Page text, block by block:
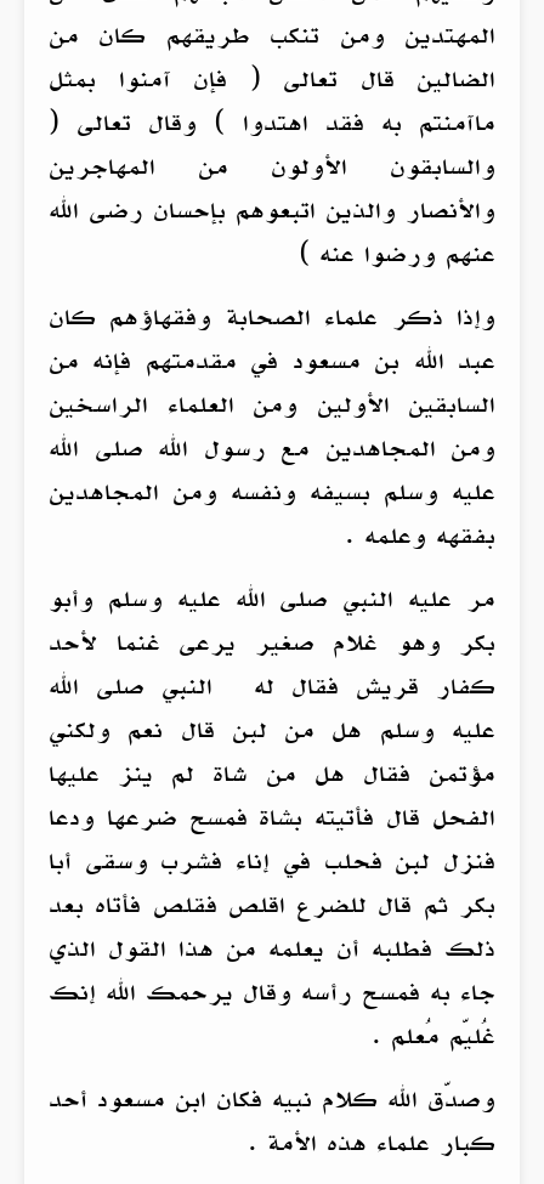
المهتدين ومن تنكب طريقهم كان من
الضالين قال تعالى ( فإن آمنوا بمثل
ماآمنتم به فقد اهتدوا ) وقال تعالى (
والسابقون الأولون من المهاجرين
والأنصار والذين اتبعوهم بإحسان رضى الله
عنهم ورضوا عنه )
وإذا ذكر علماء الصحابة وفقهاؤهم كان
عبد الله بن مسعود في مقدمتهم فإنه من
السابقين الأولين ومن العلماء الراسخين
ومن المجاهدين مع رسول الله صلى الله
عليه وسلم بسيفه ونفسه ومن المجاهدين
بفقهه وعلمه .
مر عليه النبي صلى الله عليه وسلم وأبو
بكر وهو غلام صغير يرعى غنما لأحد
كفار قريش فقال له النبي صلى الله
عليه وسلم هل من لبن قال نعم ولكني
مؤتمن فقال هل من شاة لم ينز عليها
الفحل قال فأتيته بشاة فمسح ضرعها ودعا
فنزل لبن فحلب في إناء فشرب وسقى أبا
بكر ثم قال للضرع اقلص فقلص فأتاه بعد
ذلك فطلبه أن يعلمه من هذا القول الذي
جاء به فمسح رأسه وقال يرحمك الله إنك
غُليّم مُعلم .
وصدّق الله كلام نبيه فكان ابن مسعود أحد
كبار علماء هذه الأمة .